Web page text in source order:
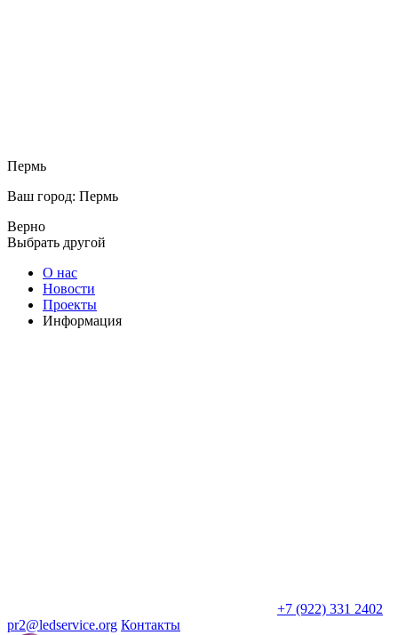
Пермь
Ваш город: Пермь
Верно
Выбрать другой
О нас
Новости
Проекты
Информация
+7 (922) 331 2402
pr2@ledservice.org Контакты